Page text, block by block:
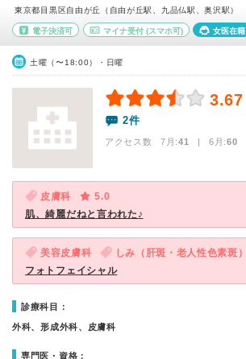
東京都目黒区自由が丘（自由が丘駅、九品仏駅、奥沢駅）
電子決済可 マイナ受付(スマホ可) 女医在籍
土曜（〜18:00）・日曜
3.67
2件
アクセス数 7月:41 | 6月:60
皮膚科
5.0
肌、綺麗だねと言われた♪
美容皮膚科 しみ（肝斑・老人性色素斑）
フォトフェイシャル
診療科目：
外科、形成外科、皮膚科
専門医・資格：